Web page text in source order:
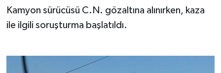
Kamyon sürücüsü C.N. gözaltına alınırken, kaza
ile ilgili soruşturma başlatıldı.
Etiketler